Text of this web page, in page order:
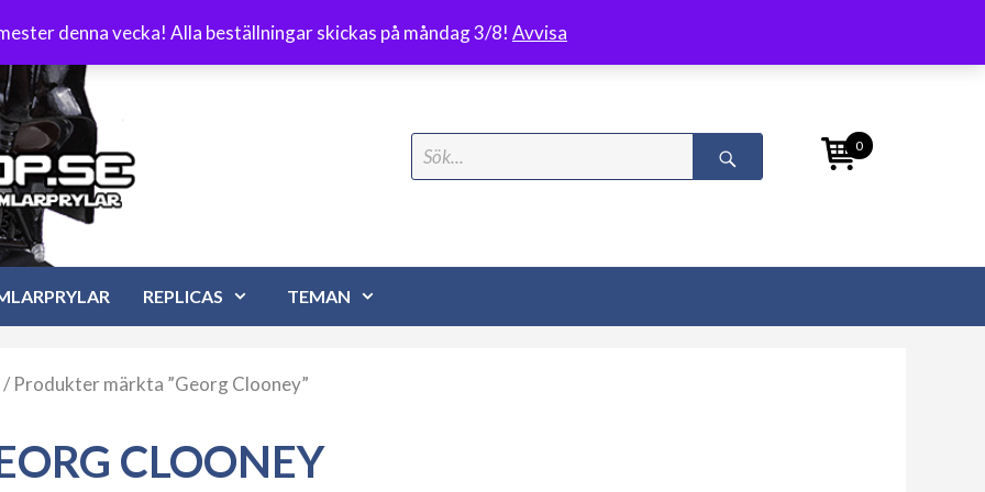
denna vecka! Alla beställningar skickas på måndag 3/8! Avvisa
Frakt 89 kr
Search
for:
0
REPLICAS TEMAN
/ Produkter märkta ”Georg Clooney”
CLOONEY